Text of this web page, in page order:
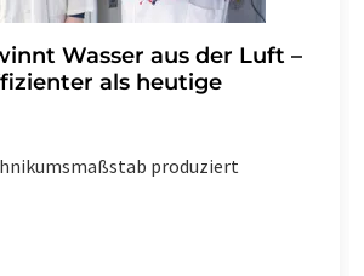
Wasser aus der Luft –
als heutige
produziert